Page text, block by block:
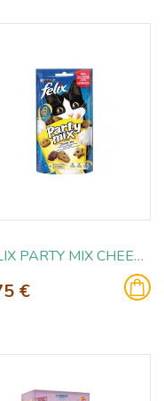
FELIX PARTY MIX CHEEZY MIX 60GR
€